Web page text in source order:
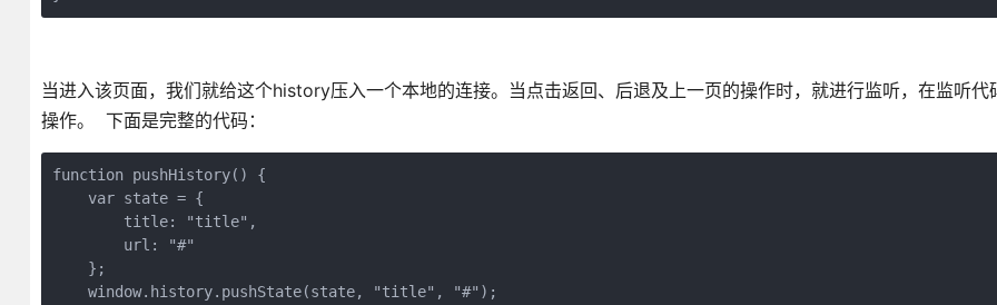
当进入该页面，我们就给这个history压入一个本地的连接。当点击返回、后退及上一页的操作时，就进行监听，在监听代
操作。 下面是完整的代码：
function pushHistory() {
    var state = {
        title: "title",
        url: "#"
    };
    window.history.pushState(state, "title", "#");